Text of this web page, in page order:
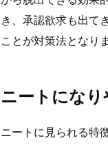
き、承認欲求も出て
ことが対策法となりま
ニートにな
ニートに見られる特